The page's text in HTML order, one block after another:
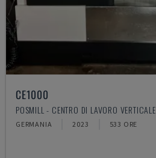
CE1000
POSMILL - CENTRO DI LAVORO VERTICALE
GERMANIA 2023 533 ORE